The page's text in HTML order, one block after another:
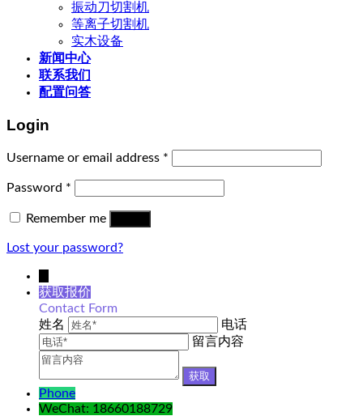
振动刀切割机
等离子切割机
实木设备
新闻中心
联系我们
配置问答
Login
Username or email address *
Password *
Remember me
Lost your password?
获取报价
Contact Form
姓名
电话
留言内容
Phone
WeChat: 18660188729